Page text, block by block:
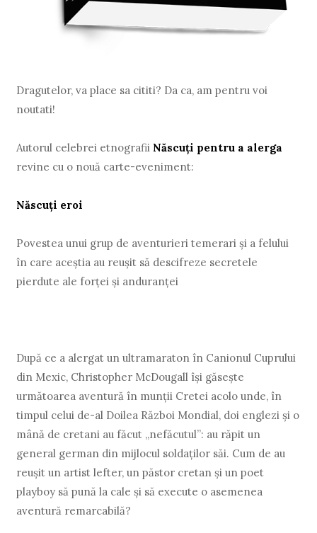
Dragutelor, va place sa cititi? Da ca, am pentru voi
noutati!
Autorul celebrei etnografii Născuţi pentru a alerga
revine cu o nouă carte-eveniment:
Născuţi eroi
Povestea unui grup de aventurieri temerari şi a felului
în care aceştia au reuşit să descifreze secretele
pierdute ale forţei şi anduranţei
După ce a alergat un ultramaraton în Canionul Cuprului
din Mexic, Christopher McDougall îşi găseşte
următoarea aventură în munţii Cretei acolo unde, în
timpul celui de-al Doilea Război Mondial, doi englezi şi o
mână de cretani au făcut „nefăcutul”: au răpit un
general german din mijlocul soldaţilor săi. Cum de au
reuşit un artist lefter, un păstor cretan şi un poet
playboy să pună la cale şi să execute o asemenea
aventură remarcabilă?